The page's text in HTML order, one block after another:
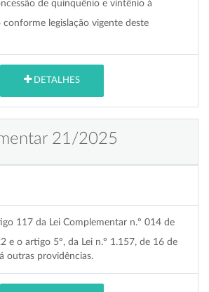
de quinquênio e vintênio à
legislação vigente deste
DETALHES
21/2025
117 da Lei Complementar n.º 014 de
e o artigo 5º, da Lei n.º 1.157, de 16 de
outras providências.